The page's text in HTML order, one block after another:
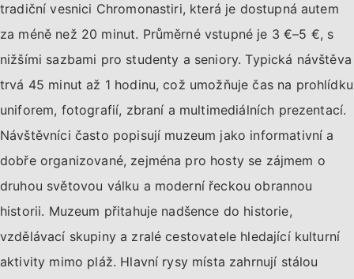
tradiční vesnici Chromonastiri, která je dostupná autem
za méně než 20 minut. Průměrné vstupné je 3 €–5 €, s
nižšími sazbami pro studenty a seniory. Typická návštěva
trvá 45 minut až 1 hodinu, což umožňuje čas na prohlídku
uniforem, fotografií, zbraní a multimediálních prezentací.
Návštěvníci často popisují muzeum jako informativní a
dobře organizované, zejména pro hosty se zájmem o
druhou světovou válku a moderní řeckou obrannou
historii. Muzeum přitahuje nadšence do historie,
vzdělávací skupiny a zralé cestovatele hledající kulturní
aktivity mimo pláž. Hlavní rysy místa zahrnují stálou